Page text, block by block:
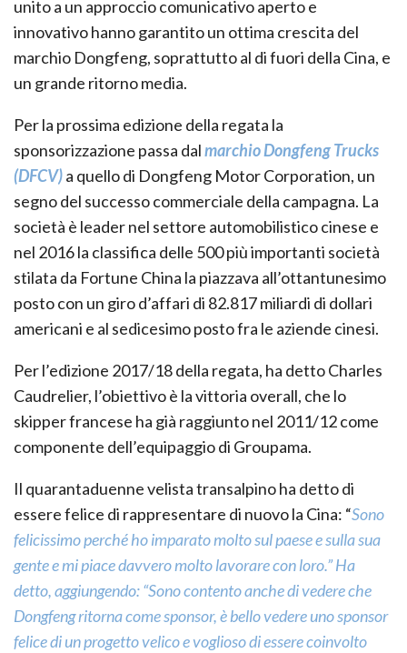
unito a un approccio comunicativo aperto e
innovativo hanno garantito un ottima crescita del
marchio Dongfeng, soprattutto al di fuori della Cina, e
un grande ritorno media.
Per la prossima edizione della regata la
sponsorizzazione passa dalmarchio Dongfeng Trucks
(DFCV)a quello di Dongfeng Motor Corporation, un
segno del successo commerciale della campagna. La
società è leader nel settore automobilistico cinese e
nel 2016 la classifica delle 500 più importanti società
stilata da Fortune China la piazzava all’ottantunesimo
posto con un giro d’affari di 82.817 miliardi di dollari
americani e al sedicesimo posto fra le aziende cinesi.
Per l’edizione 2017/18 della regata, ha detto Charles
Caudrelier, l’obiettivo è la vittoria overall, che lo
skipper francese ha già raggiunto nel 2011/12 come
componente dell’equipaggio di Groupama.
Il quarantaduenne velista transalpino ha detto di
essere felice di rappresentare di nuovo la Cina: “Sono
felicissimo perché ho imparato molto sul paese e sulla sua
gente e mi piace davvero molto lavorare con loro.” Ha
detto, aggiungendo: “Sono contento anche di vedere che
Dongfeng ritorna come sponsor, è bello vedere uno sponsor
felice di un progetto velico e voglioso di essere coinvolto